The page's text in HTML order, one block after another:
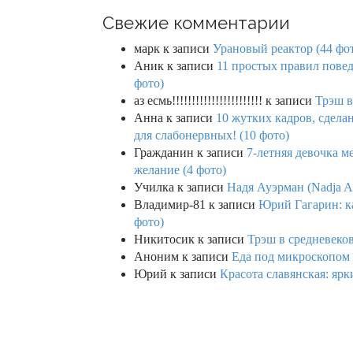
Свежие комментарии
марк к записи Урановый реактор (44
Аник к записи 11 простых правил
фото)
аз есмь!!!!!!!!!!!!!!!!!!!!!!! к записи Трэш в
Анна к записи 10 жутких кадров,
для слабонервных! (10 фото)
Гражданин к записи 7-летняя девочка
желание (4 фото)
Училка к записи Надя Ауэрман (Nadja
Владимир-81 к записи Юрий Гагарин:
фото)
Никитосик к записи Трэш в
Аноним к записи Еда под микроскопом
Юрий к записи Красота славянская: